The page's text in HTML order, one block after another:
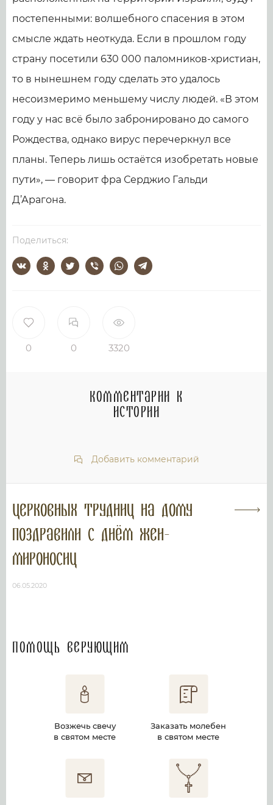
0 0 3320
постепенными: волшебного спасения в этом
смысле ждать неоткуда. Если в прошлом году
страну посетили 630 000 паломников-христиан,
то в нынешнем году сделать это удалось
несоизмеримо меньшему числу людей. «В этом
году у нас всё было забронировано до самого
Рождества, однако вирус перечеркнул все
планы. Теперь лишь остаётся изобретать новые
пути», — говорит фра Серджио Гальди
Д’Арагона.
Поделиться:
Комментарии к
истории
Добавить комментарий
Церковных трудниц на дому
поздравили с днём Жен-
мироносиц
06.05.2020
Помощь верующим
Возжечь свечу
в святом месте
Заказать молебен
в святом месте